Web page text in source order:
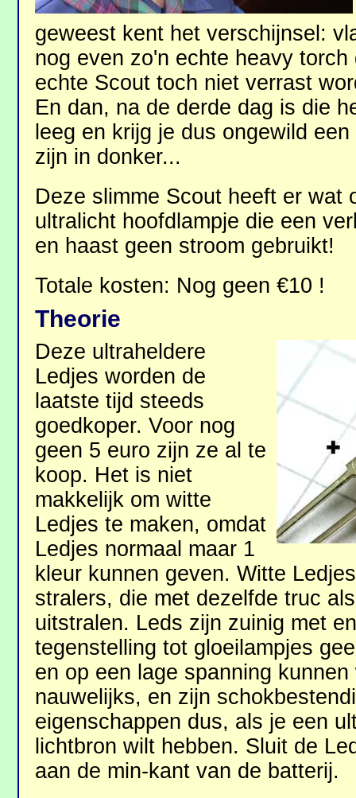
geweest kent het verschijnsel:
nog even zo'n echte heavy
echte Scout toch niet verrast
En dan, na de derde dag is die
leeg en krijg je dus ongewild
zijn in donker...
Deze slimme Scout heeft er wat
ultralicht hoofdlampje die een
en haast geen stroom gebruikt!
Totale kosten: Nog geen €10 !
Theorie
Deze ultraheldere
Ledjes worden de
laatste tijd steeds
goedkoper. Voor nog
geen 5 euro zijn ze al te
koop. Het is niet
makkelijk om witte
Ledjes te maken, omdat
Ledjes normaal maar 1
kleur kunnen geven. Witte
stralers, die met dezelfde truc
uitstralen. Leds zijn zuinig met
tegenstelling tot gloeilampjes
en op een lage spanning
nauwelijks, en zijn
eigenschappen dus, als je een
lichtbron wilt hebben. Sluit de
aan de min-kant van de batterij.